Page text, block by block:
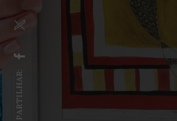
PARTILHAR: